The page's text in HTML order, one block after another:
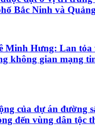
Bắc Ninh và
Minh Hưng: Lan tỏa
không gian mạng
của dự án đường
đến vùng dân tộc